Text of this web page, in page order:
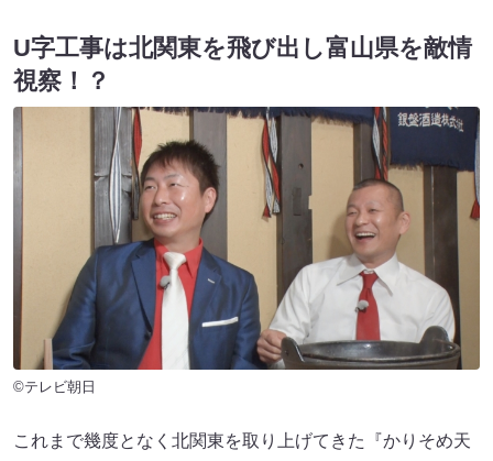
U字工事は北関東を飛び出し富山県を敵情
視察！？
©テレビ朝日
これまで幾度となく北関東を取り上げてきた『かりそめ天